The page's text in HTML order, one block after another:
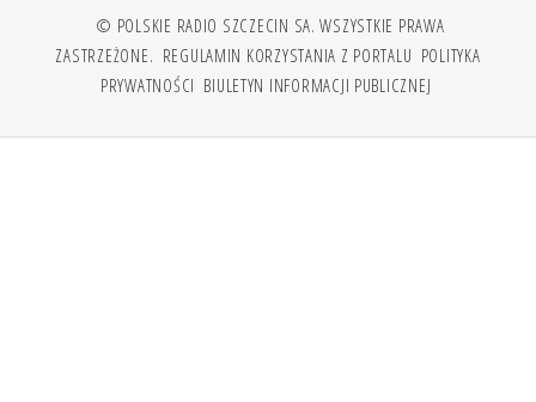
© POLSKIE RADIO SZCZECIN SA. WSZYSTKIE PRAWA
ZASTRZEŻONE. REGULAMIN KORZYSTANIA Z PORTALU POLITYKA
PRYWATNOŚCI BIULETYN INFORMACJI PUBLICZNEJ